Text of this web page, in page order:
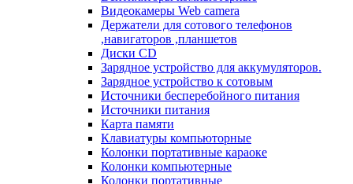
Видеокамеры Web camera
Держатели для сотового телефонов
,навигаторов ,планшетов
Диски CD
Зарядное устройство для аккумуляторов.
Зарядное устройство к сотовым
Источники бесперебойного питания
Источники питания
Карта памяти
Клавиатуры компьюторные
Колонки портативные караоке
Колонки компьютерные
Колонки портативные